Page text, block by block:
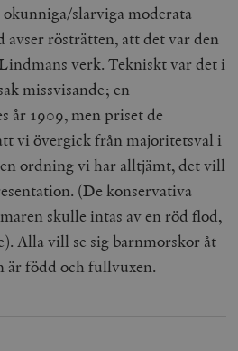
slarviga moderata
rösträtten, att det var den
verk. Tekniskt var det i
missvisande; en
år 1909, men priset de
vi övergick från majoritetsval i
ordning vi har alltjämt, det vill
(De konservativa
skulle intas av en röd flod,
Alla vill se sig barnmorskor åt
är född och fullvuxen.